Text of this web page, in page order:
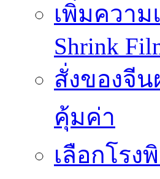
เพิ่มความ
Shrink
สั่งของจีน
คุ้มค่า
เลือกโร